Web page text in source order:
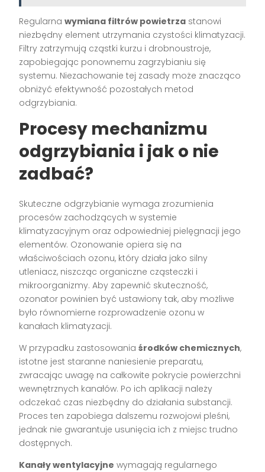
Regularnawymiana filtrów powietrza stanowi
niezbędny element utrzymania czystości klimatyzacji.
Filtry zatrzymują cząstki kurzu i drobnoustroje,
zapobiegając ponownemu zagrzybianiu się
systemu. Niezachowanie tej zasady może znacząco
obniżyć efektywność pozostałych metod
odgrzybiania.
Procesy mechanizmu
odgrzybiania i jak o nie
zadbać?
Skuteczne odgrzybianie wymaga zrozumienia
procesów zachodzących w systemie
klimatyzacyjnym oraz odpowiedniej pielęgnacji jego
elementów. Ozonowanie opiera się na
właściwościach ozonu, który działa jako silny
utleniacz, niszcząc organiczne cząsteczki i
mikroorganizmy. Aby zapewnić skuteczność,
ozonator powinien być ustawiony tak, aby możliwe
było równomierne rozprowadzenie ozonu w
kanałach klimatyzacji.
W przypadku zastosowaniaśrodków chemicznych,
istotne jest staranne naniesienie preparatu,
zwracając uwagę na całkowite pokrycie powierzchni
wewnętrznych kanałów. Po ich aplikacji należy
odczekać czas niezbędny do działania substancji.
Proces ten zapobiega dalszemu rozwojowi pleśni,
jednak nie gwarantuje usunięcia ich z miejsc trudno
dostępnych.
Kanały wentylacyjne wymagają regularnego